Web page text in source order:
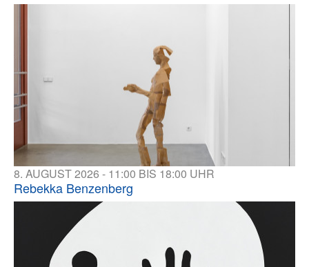
8. AUGUST 2026 - 11:00 BIS 18:00 UHR
Rebekka Benzenberg